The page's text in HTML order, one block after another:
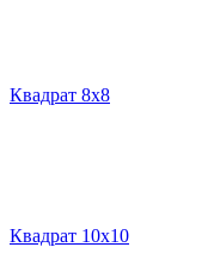
Квадрат 8х8
Квадрат 10х10